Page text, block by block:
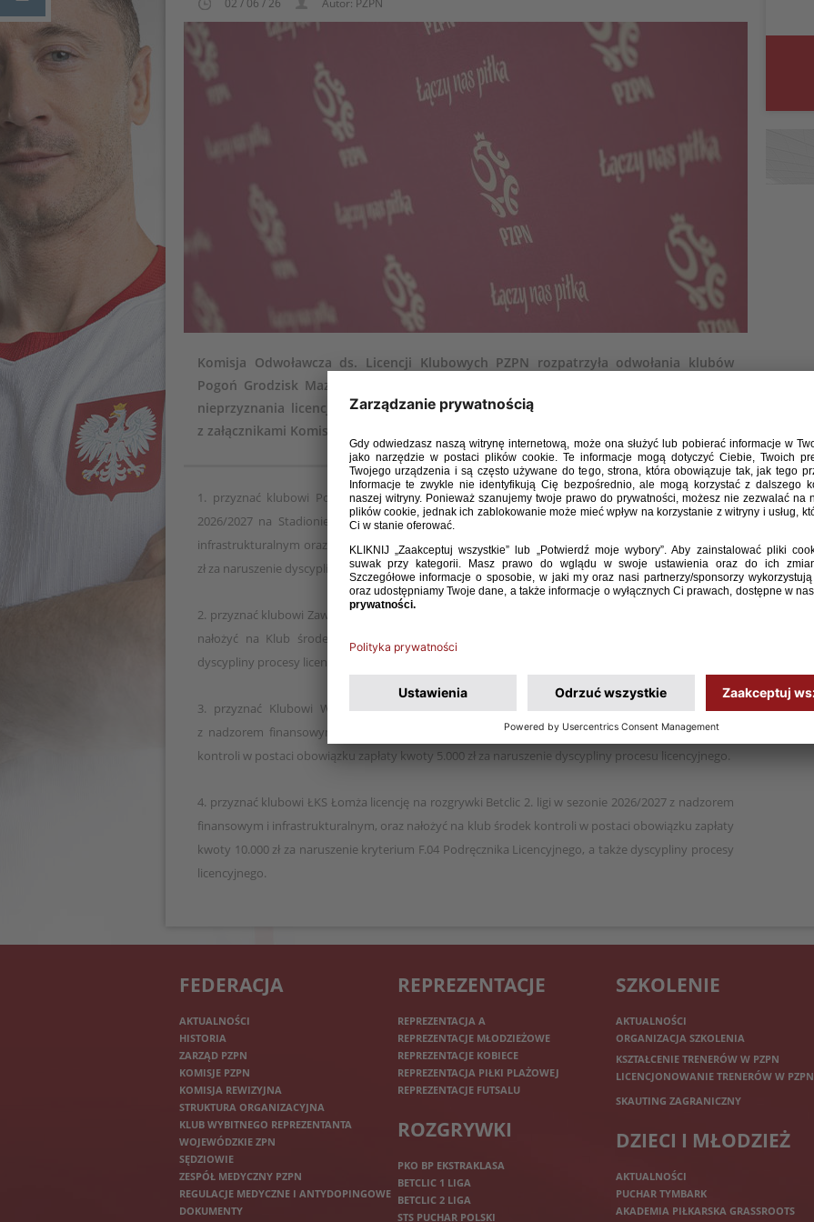
Komisja Odwoławcza ds. Licencji Klubowych PZPN rozpatrzyła odwołania klubów
Pogoń Grodzisk Mazowiecki, Zawisza Bydgoszcz, Wikęd Luzino oraz ŁKS Łomża od
nieprzyznania licencji na rozgrywki w sezonie 2026/2027. Po analizie odwołań wraz
z załącznikami Komisja Odwoławcza ds. Licencji Klubowych PZPN, postanowiła:
1. przyznać klubowi Pogoń Grodzisk Mazowiecki licencję na rozgrywki Betclic 1. ligi w sezonie
2026/2027 na Stadionie MKS Znicz w Pruszkowie przy ul. Bohaterów Warszawy 4 z nadzorem
infrastrukturalnym oraz nałożyć na Klub środek kontroli w postaci obowiązku zapłaty kwoty 7.500
zł za naruszenie dyscypliny procesu licencyjnego.
2. przyznać klubowi Zawisza Bydgoszcz licencję na rozgrywki Betclic 2. ligi w sezonie 2026/2027 oraz
nałożyć na Klub środek kontroli w postaci obowiązku zapłaty kwoty 5.000 zł za naruszenie
dyscypliny procesy licencyjnego.
3. przyznać Klubowi Wikęd Luzino licencję na rozgrywki Betclic 2. ligi w sezonie 2026/2027
z nadzorem finansowym, infrastrukturalnym i administracyjnym, oraz nałożyć na klub środek
kontroli w postaci obowiązku zapłaty kwoty 5.000 zł za naruszenie dyscypliny procesu licencyjnego.
4. przyznać klubowi ŁKS Łomża licencję na rozgrywki Betclic 2. ligi w sezonie 2026/2027 z nadzorem
finansowym i infrastrukturalnym, oraz nałożyć na klub środek kontroli w postaci obowiązku zapłaty
kwoty 10.000 zł za naruszenie kryterium F.04 Podręcznika Licencyjnego, a także dyscypliny procesy
licencyjnego.
FEDERACJA
AKTUALNOŚCI
HISTORIA
ZARZĄD PZPN
KOMISJE PZPN
KOMISJA REWIZYJNA
STRUKTURA ORGANIZACYJNA
KLUB WYBITNEGO REPREZENTANTA
WOJEWÓDZKIE ZPN
SĘDZIOWIE
ZESPÓŁ MEDYCZNY PZPN
REGULACJE MEDYCZNE I ANTYDOPINGOWE
DOKUMENTY
REPREZENTACJE
REPREZENTACJA A
REPREZENTACJE MŁODZIEŻOWE
REPREZENTACJE KOBIECE
REPREZENTACJA PIŁKI PLAŻOWEJ
REPREZENTACJE FUTSALU
ROZGRYWKI
PKO BP EKSTRAKLASA
BETCLIC 1 LIGA
BETCLIC 2 LIGA
STS PUCHAR POLSKI
SZKOLENIE
AKTUALNOŚCI
ORGANIZACJA SZKOLENIA
KSZTAŁCENIE TRENERÓW W PZPN
LICENCJONOWANIE TRENERÓW W PZPN
SKAUTING ZAGRANICZNY
DZIECI I MŁODZIEŻ
AKTUALNOŚCI
PUCHAR TYMBARK
AKADEMIA PIŁKARSKA GRASSROOTS